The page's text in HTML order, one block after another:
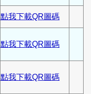
點我下載QR圖碼
點我下載QR圖碼
點我下載QR圖碼